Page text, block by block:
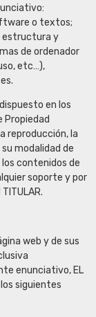
o textos;
estructura y
de ordenador
etc…),
en los
Propiedad
reproducción, la
modalidad de
contenidos de
soporte y por
web y de sus
enunciativo, EL
siguientes